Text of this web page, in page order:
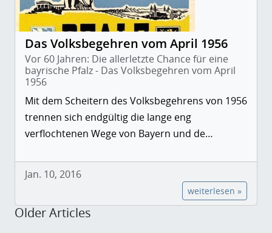
Das Volksbegehren vom April 1956
Vor 60 Jahren: Die allerletzte Chance für eine
bayrische Pfalz - Das Volksbegehren vom April
1956
Mit dem Scheitern des Volksbegehrens von 1956
trennen sich endgültig die lange eng
verflochtenen Wege von Bayern und de…
Jan. 10, 2016
weiterlesen »
Older Articles